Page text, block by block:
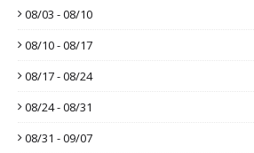
08/03 - 08/10
08/10 - 08/17
08/17 - 08/24
08/24 - 08/31
08/31 - 09/07